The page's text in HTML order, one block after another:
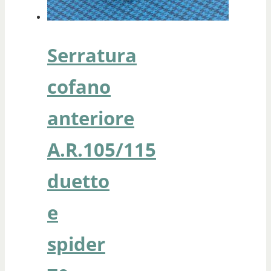
Serratura
cofano
anteriore
A.R.105/115
duetto
e
spider